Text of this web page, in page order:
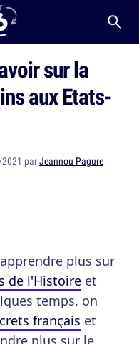
sur la
aux Etats-
parJeannou Pagure
plus sur
de l'Histoire et
temps, on
français et
plus sur le